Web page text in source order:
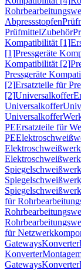
Abpressstopfen
PrüfmittelZubehör
Kompatibilität [1]
[1]Pressgeräte
Kompatibilität [2]
Pressgeräte
[2]Ersatzteile für
[2]Universalkoffer
Universalkoffer
Universalkoffer
PEErsatzteile für
PE
für
für
GatewaysKonverter
Konverter
GatewaysKonverter